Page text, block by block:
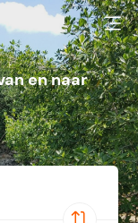
en naar